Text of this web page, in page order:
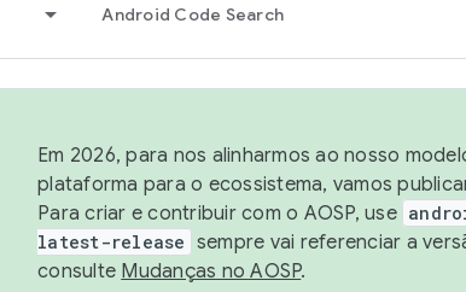
Android Code Search
Em 2026, para nos alinharmos ao nosso
plataforma para o ecossistema, vamos
Para criar e contribuir com o AOSP, use
latest-release sempre vai referenciar a
consulte Mudanças no AOSP.